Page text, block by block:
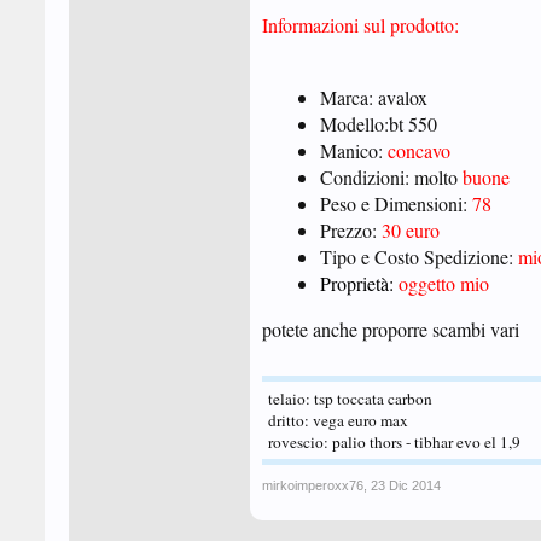
Informazioni sul prodotto:
Marca: avalox
Modello:bt 550
Manico: concavo
Condizioni: moltobuone
Peso e Dimensioni: 78
Prezzo: 30 euro
Tipo e Costo Spedizione:
Proprietà: oggetto mio
potete anche proporre scambi vari
telaio: tsp toccata carbon
dritto: vega euro max
rovescio: palio thors - tibhar evo el 1,9
mirkoimperoxx76 23 Dic 2014